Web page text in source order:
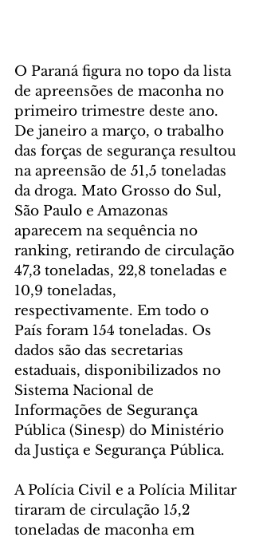
O Paraná figura no topo da lista
de apreensões de maconha no
primeiro trimestre deste ano.
De janeiro a março, o trabalho
das forças de segurança resultou
na apreensão de 51,5 toneladas
da droga. Mato Grosso do Sul,
São Paulo e Amazonas
aparecem na sequência no
ranking, retirando de circulação
47,3 toneladas, 22,8 toneladas e
10,9 toneladas,
respectivamente. Em todo o
País foram 154 toneladas. Os
dados são das secretarias
estaduais, disponibilizados no
Sistema Nacional de
Informações de Segurança
Pública (Sinesp) do Ministério
da Justiça e Segurança Pública.
A Polícia Civil e a Polícia Militar
tiraram de circulação 15,2
toneladas de maconha em